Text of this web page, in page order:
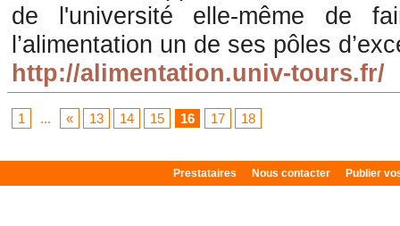
de l'université elle-même de
l’alimentation un de ses pôles
http://alimentation.univ-tours.fr/
1 ... « 13 14 15 16 17 18
Prestataires Nous contacter Publier